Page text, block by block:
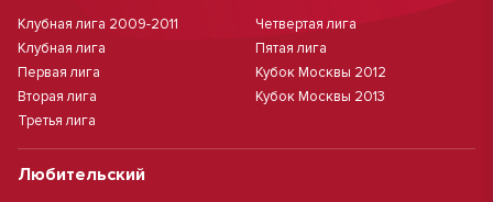
Клубная лига 2009-2011
Клубная лига
Первая лига
Вторая лига
Третья лига
Четвертая лига
Пятая лига
Кубок Москвы 2012
Кубок Москвы 2013
Любительский